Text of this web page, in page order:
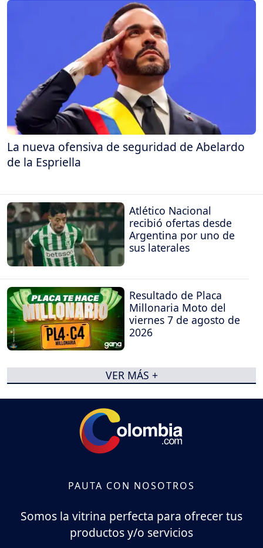
La nueva ofensiva de seguridad de Abelardo
de la Espriella
Atlético Nacional
recibió ofertas desde
Argentina por uno de
sus laterales
Resultado de Placa
Millonaria Moto del
viernes 7 de agosto de
2026
VER MÁS +
PAUTA CON NOSOTROS
Somos la vitrina perfecta para ofrecer tus
productos y/o servicios